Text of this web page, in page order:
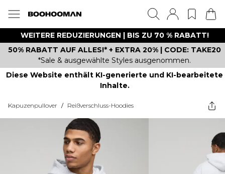
WEITERE REDUZIERUNGEN | BIS ZU 70 % RABATT!
50% RABATT AUF ALLES!* + EXTRA 20% | CODE: TAKE20
*Sale & ausgewählte Styles ausgenommen.
Diese Website enthält KI-generierte und KI-bearbeitete
Inhalte.
Kapuzenpullover / Reißverschluss-Hoodies